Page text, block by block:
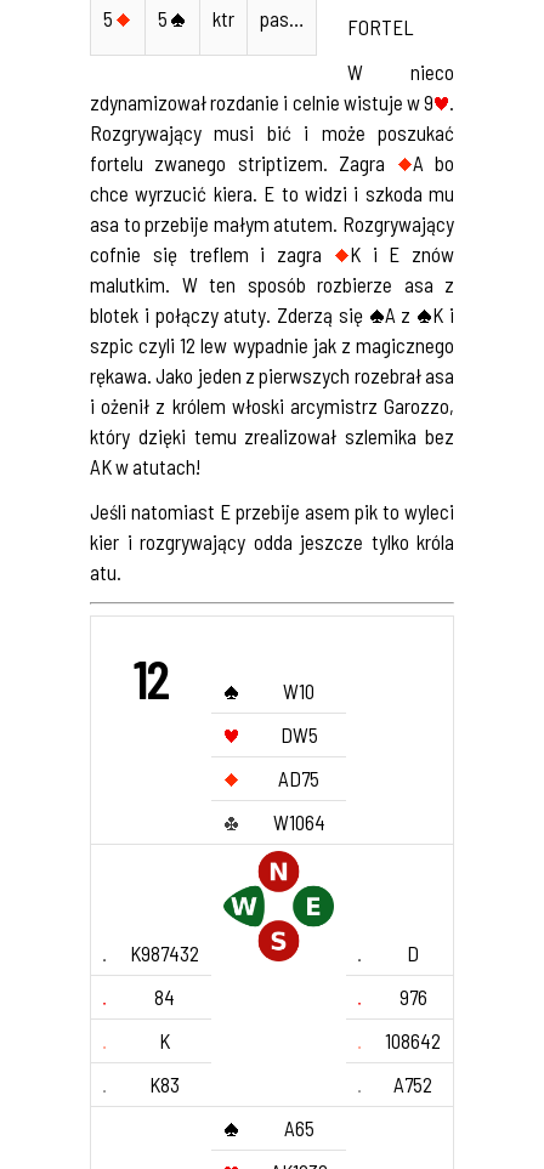
5
5
ktr
pas…
FORTEL
W nieco
zdynamizował rozdanie i celnie wistuje w 9
.
Rozgrywający musi bić i może poszukać
fortelu zwanego striptizem. Zagra
A bo
chce wyrzucić kiera. E to widzi i szkoda mu
asa to przebije małym atutem. Rozgrywający
cofnie się treflem i zagra
K i E znów
malutkim. W ten sposób rozbierze asa z
blotek i połączy atuty. Zderzą się
A z
K i
szpic czyli 12 lew wypadnie jak z magicznego
rękawa. Jako jeden z pierwszych rozebrał asa
i ożenił z królem włoski arcymistrz Garozzo,
który dzięki temu zrealizował szlemika bez
AK w atutach!
Jeśli natomiast E przebije asem pik to wyleci
kier i rozgrywający odda jeszcze tylko króla
atu.
12
W10
DW5
AD75
W1064
K987432
D
84
976
K
108642
K83
A752
A65